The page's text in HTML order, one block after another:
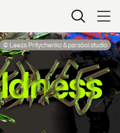
© Leeza Pritychenko & parabol.studio